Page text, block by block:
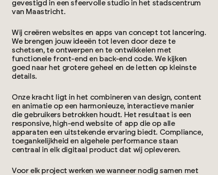
gevestigd in een sfeervolle studio in het stadscentrum
van Maastricht.
Wij creëren websites en apps van concept tot lancering.
We brengen jouw ideeën tot leven door deze te
schetsen, te ontwerpen en te ontwikkelen met
functionele front-end en back-end code. We kijken
goed naar het grotere geheel en de letten op kleinste
details.
Onze kracht ligt in het combineren van design, content
en animatie op een harmonieuze, interactieve manier
die gebruikers betrokken houdt. Het resultaat is een
responsive, high-end website of app die op alle
apparaten een uitstekende ervaring biedt. Compliance,
toegankelijkheid en algehele performance staan
centraal in elk digitaal product dat wij opleveren.
Voor elk project werken we wanneer nodig samen met